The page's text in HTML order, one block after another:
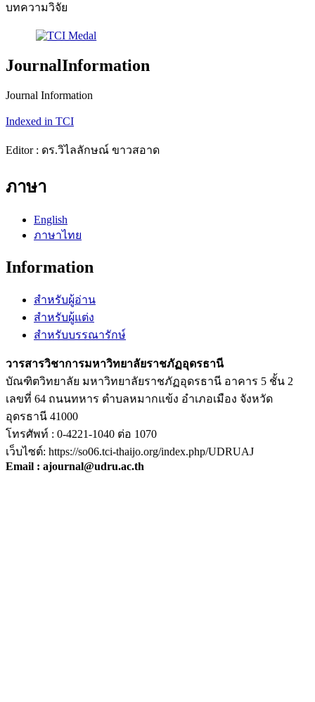
บทความวิจัย
JournalInformation
Journal Information
Indexed in TCI
Editor : ดร.วิไลลักษณ์ ขาวสอาด
ภาษา
English
ภาษาไทย
Information
สำหรับผู้อ่าน
สำหรับผู้แต่ง
สำหรับบรรณารักษ์
วารสารวิชาการมหาวิทยาลัยราชภัฏอุดรธานี
บัณฑิตวิทยาลัย มหาวิทยาลัยราชภัฏอุดรธานี อาคาร 5 ชั้น 2
เลขที่ 64 ถนนทหาร ตำบลหมากแข้ง อำเภอเมือง จังหวัด
อุดรธานี 41000
โทรศัพท์ : 0-4221-1040 ต่อ 1070
เว็บไซต์: https://so06.tci-thaijo.org/index.php/UDRUAJ
Email : ajournal@udru.ac.th